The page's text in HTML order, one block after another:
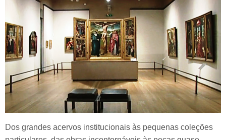
Dos grandes acervos institucionais às pequenas coleções